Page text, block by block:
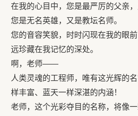
在我的心目中，您是最严厉的父亲，
您是无名英雄，又是教坛名师。
您的音容笑貌，时时闪现在我的眼
远珍藏在我记忆的深处。
啊，老师――
人类灵魂的工程师，唯有这光辉的
样丰富、蓝天一样深湛的内涵！
老师，这个光彩夺目的名称，将像